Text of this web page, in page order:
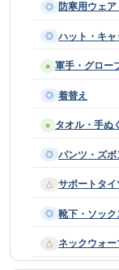
◎ 防寒用ウェア
◎ ハット・キャ
○ 軍手・グロー
◎ 着替え
○ タオル・手ぬ
◎ パンツ・ズボ
△ サポートタイ
◎ 靴下・ソック
△ ネックウォー